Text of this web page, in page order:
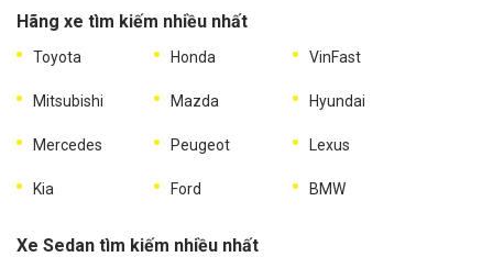
Hãng xe tìm kiếm nhiều nhất
Toyota Honda VinFast
Mitsubishi Mazda Hyundai
Mercedes Peugeot Lexus
Kia Ford BMW
Xe Sedan tìm kiếm nhiều nhất